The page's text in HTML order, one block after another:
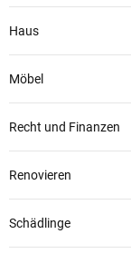
Haus
Möbel
Recht und Finanzen
Renovieren
Schädlinge